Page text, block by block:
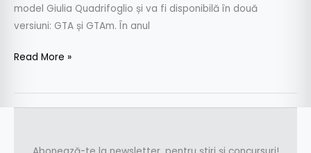
model Giulia Quadrifoglio și va fi disponibilă în două
versiuni: GTA și GTAm. În anul
Read More »